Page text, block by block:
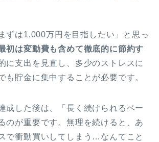
ずは1,000万円を目指したい」と思っ
初は変動費も含めて徹底的に節約す
に支出を見直し、多少のストレスに
も貯金に集中することが必要です。
成した後は、「長く続けられるペー
のが重要です。無理を続けると、あ
で衝動買いしてしまう…なんてこと